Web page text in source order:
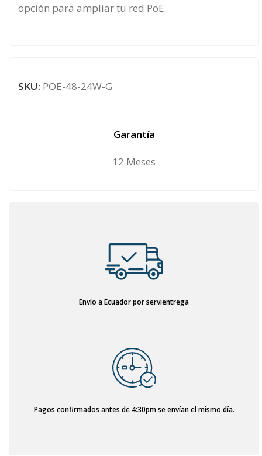
opción para ampliar tu red PoE.
SKU: POE-48-24W-G
Garantía
12 Meses
Envío a Ecuador por servientrega
Pagos confirmados antes de 4:30pm se envían el mismo día.